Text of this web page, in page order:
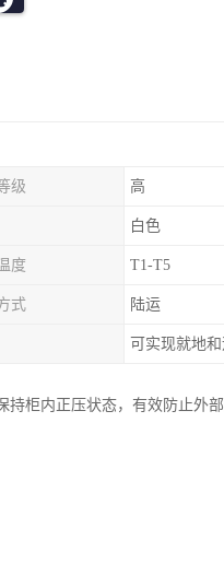
级 高
白色
度 T1-T5
式 陆运
可实现就地
柜内正压状态，有效防止外